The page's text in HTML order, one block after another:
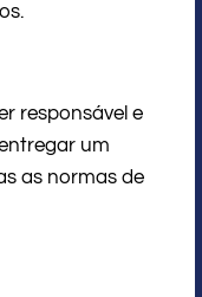
responsável e
um
as normas de